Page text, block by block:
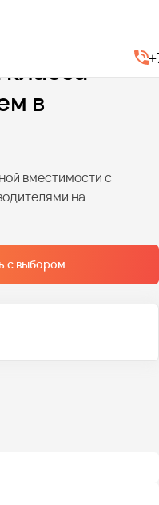
Автобусы люкс класса
в
вместимости с
на
с выбором